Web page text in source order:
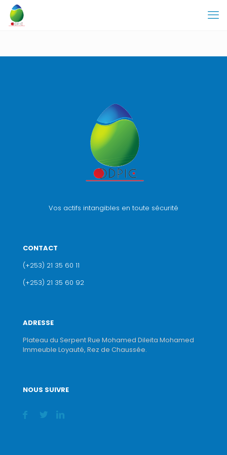
Vos actifs intangibles en toute sécurité
CONTACT
(+253) 21 35 60 11
(+253) 21 35 60 92
ADRESSE
Plateau du Serpent Rue Mohamed Dileita Mohamed
Immeuble Loyauté, Rez de Chaussée.
NOUS SUIVRE